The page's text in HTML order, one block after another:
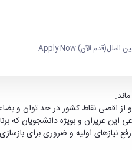
الملل(قدم الآن) Apply Now
به آسیب دیدگان
اقصی نقاط کشور در حد توان و
عزیزان و بویژه دانشجویان که
نیازهای اولیه و ضروری برای